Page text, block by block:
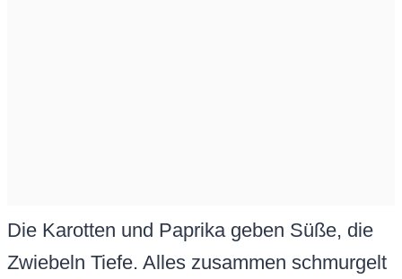
Die Karotten und Paprika geben Süße, die
Zwiebeln Tiefe. Alles zusammen schmurgelt